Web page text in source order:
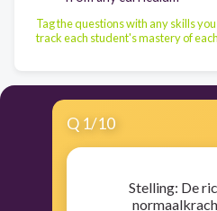
Tag the questions with any skills
track each student's mastery of
Q 1/10
Stelling: De